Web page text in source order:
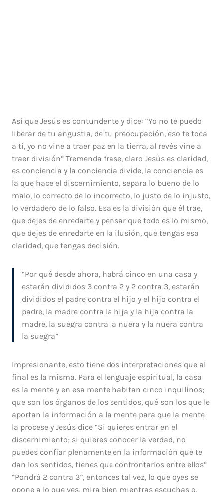
Así que Jesús es contundente y dice: “Yo no te puedo
liberar de tu angustia, de tu preocupación, eso te toca
a ti, yo no vine a traer paz en la tierra, al revés vine a
traer división” Tremenda frase, claro Jesús es claridad,
es conciencia y la conciencia divide, la conciencia es
la que hace el discernimiento, separa lo bueno de lo
malo, lo correcto de lo incorrecto, lo justo de lo injusto,
lo verdadero de lo falso. Esa es la división que él trae,
que dejes de enredarte y pensar que todo es lo mismo,
que dejes de enredarte en la ilusión, que tengas esa
claridad, que tengas decisión.
“Por qué desde ahora, habrá cinco en una casa y
estarán divididos 3 contra 2 y 2 contra 3, estarán
divididos el padre contra el hijo y el hijo contra el
padre, la madre contra la hija y la hija contra la
madre, la suegra contra la nuera y la nuera contra
la suegra”
Impresionante, esto tiene dos interpretaciones que al
final es la misma. Para el lenguaje espiritual, la casa
es la mente y en esa mente habitan cinco inquilinos;
que son los órganos de los sentidos, qué son los que le
aportan la información a la mente para que la mente
la procese y Jesús dice “Si quieres entrar en el
discernimiento; si quieres conocer la verdad, no
puedes confiar plenamente en la información que te
dan los sentidos, tienes que confrontarlos entre ellos”
“Pondrá 2 contra 3”, entonces tal vez, lo que oyes se
opone a lo que ves, mira bien mientras escuchas o,